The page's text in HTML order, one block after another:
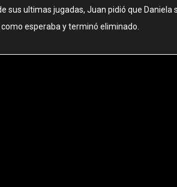
sus ultimas jugadas, Juan pidió que
esperaba y terminó eliminado.